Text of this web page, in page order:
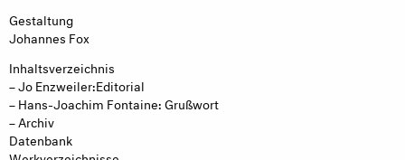
Gestaltung
Johannes Fox
Inhaltsverzeichnis
– Jo Enzweiler:Editorial
– Hans-Joachim Fontaine: Grußwort
– Archiv
Datenbank